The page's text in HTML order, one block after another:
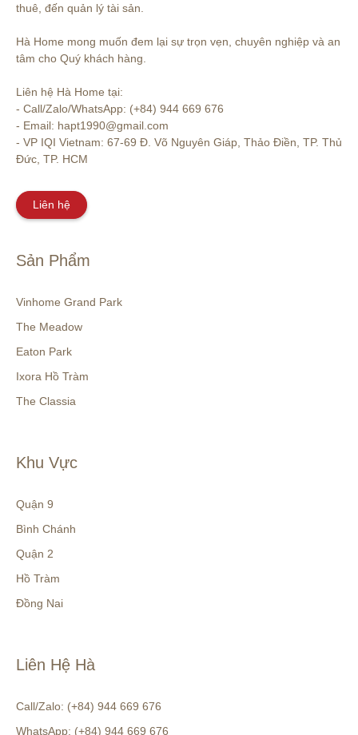
thuê, đến quản lý tài sản.
Hà Home mong muốn đem lại sự trọn vẹn, chuyên nghiệp và an
tâm cho Quý khách hàng.
Liên hệ Hà Home tại:
- Call/Zalo/WhatsApp: (+84) 944 669 676
- Email: hapt1990@gmail.com
- VP IQI Vietnam: 67-69 Đ. Võ Nguyên Giáp, Thảo Điền, TP. Thủ
Đức, TP. HCM
Liên hệ
Sản Phẩm
Vinhome Grand Park
The Meadow
Eaton Park
Ixora Hồ Tràm
The Classia
Khu Vực
Quận 9
Bình Chánh
Quận 2
Hồ Tràm
Đồng Nai
Liên Hệ Hà
Call/Zalo: (+84) 944 669 676
WhatsApp: (+84) 944 669 676